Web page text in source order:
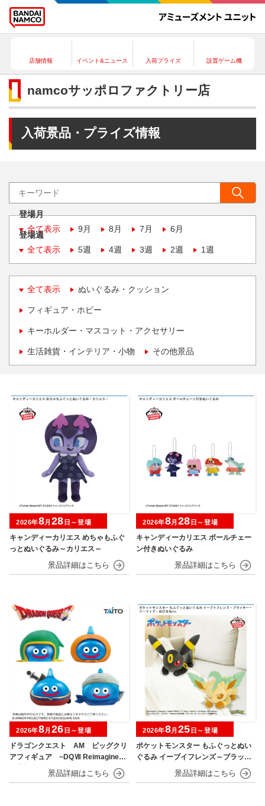
店舗情報 イベント&ニュース 入荷プライズ 設置ゲーム機
namcoサッポロファクトリー店
入荷景品・プライズ情報
登場月
全て表示
9月 8月 7月 6月
登場週
全て表示
5週 4週 3週 2週 1週
全て表示 ぬいぐるみ・クッション
フィギュア・ホビー
キーホルダー・マスコット・アクセサリー
生活雑貨・インテリア・小物 その他景品
キャンディーカリエス めちゃもふぐ
っとぬいぐるみ～カリエス～
2026年8月 28 日～登場
キャンディーカリエス ボールチェー
ン付きぬいぐるみ
2026年8月 28 日～登場
ドラゴンクエスト AM ビッグクリ
アフィギュア ~DQⅦ Reimagined
発売記念編~
2026年8月 26 日～登場
ポケットモンスター もふぐっとぬい
ぐるみ イーブイフレンズ～ブラッキ
ー・リーフィア～おひるねver.
2026年8月 25 日～登場